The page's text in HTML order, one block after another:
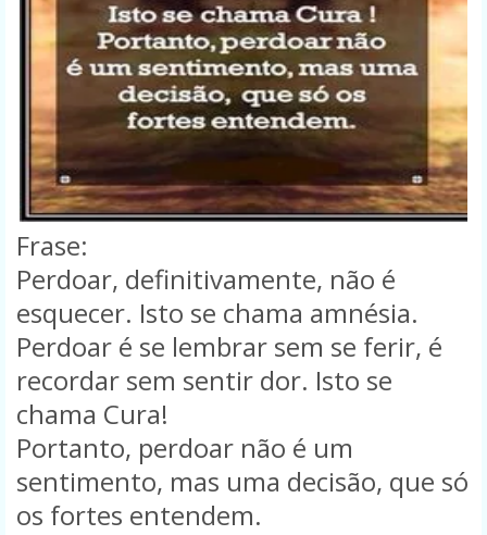
Frase:
Perdoar, definitivamente, não é
esquecer. Isto se chama amnésia.
Perdoar é se lembrar sem se ferir, é
recordar sem sentir dor. Isto se
chama Cura!
Portanto, perdoar não é um
sentimento, mas uma decisão, que só
os fortes entendem.